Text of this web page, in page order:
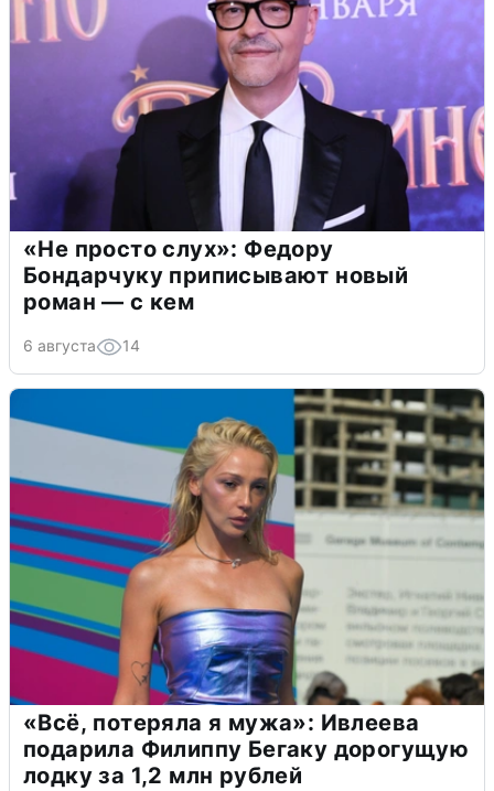
«Не просто слух»: Федору
Бондарчуку приписывают новый
роман — с кем
6 августа 14
«Всё, потеряла я мужа»: Ивлеева
подарила Филиппу Бегаку дорогущую
лодку за 1,2 млн рублей